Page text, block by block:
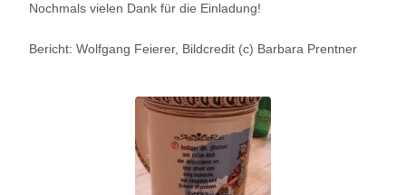
Nochmals vielen Dank für die Einladung!
Bericht: Wolfgang Feierer, Bildcredit (c) Barbara Prentner